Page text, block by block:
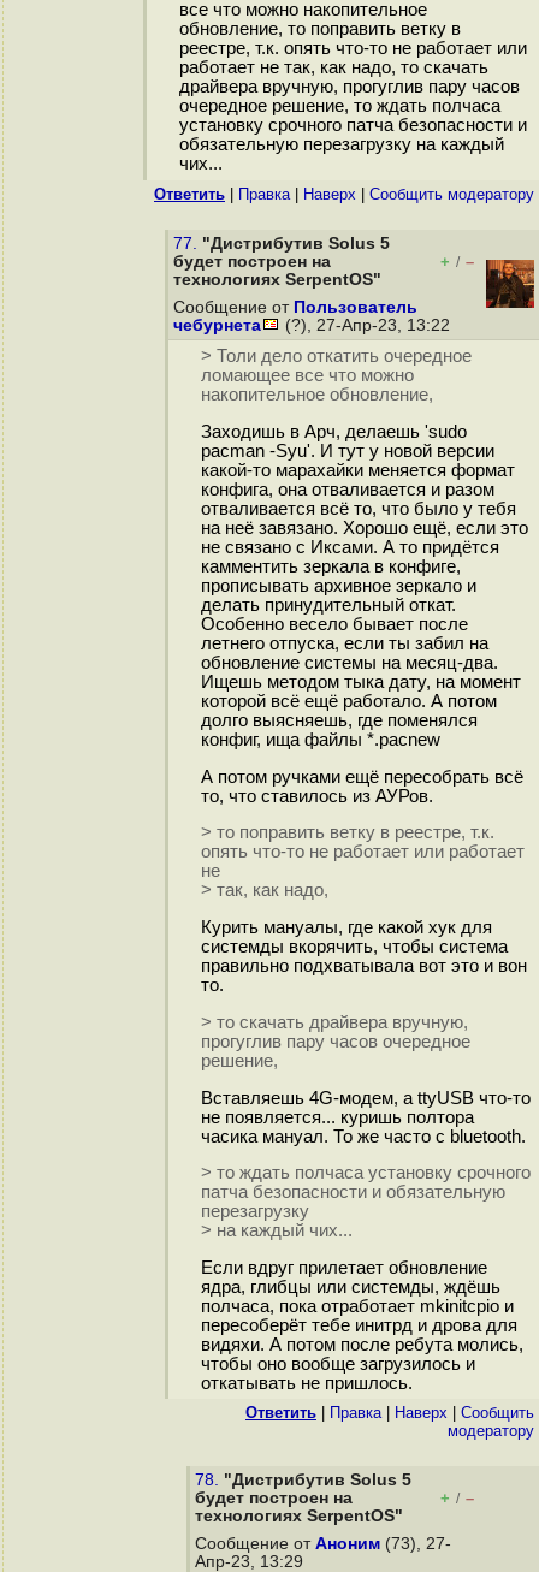
все что можно накопительное
обновление, то поправить ветку в
реестре, т.к. опять что-то не работает или
работает не так, как надо, то скачать
драйвера вручную, прогуглив пару часов
очередное решение, то ждать полчаса
установку срочного патча безопасности и
обязательную перезагрузку на каждый
чих...
Ответить Правка| Наверх Cообщить модератору
77. "Дистрибутив Solus 5
будет построен на
технологиях SerpentOS"
+ / –
Сообщение от Пользователь
чебурнета
(?), 27-Апр-23, 13:22
> Толи дело откатить очередное
ломающее все что можно
накопительное обновление,
Заходишь в Арч, делаешь 'sudo
pacman -Syu'. И тут у новой версии
какой-то марахайки меняется формат
конфига, она отваливается и разом
отваливается всё то, что было у тебя
на неё завязано. Хорошо ещё, если это
не связано с Иксами. А то придётся
камментить зеркала в конфиге,
прописывать архивное зеркало и
делать принудительный откат.
Особенно весело бывает после
летнего отпуска, если ты забил на
обновление системы на месяц-два.
Ищешь методом тыка дату, на момент
которой всё ещё работало. А потом
долго выясняешь, где поменялся
конфиг, ища файлы *.pacnew
А потом ручками ещё пересобрать всё
то, что ставилось из АУРов.
> то поправить ветку в реестре, т.к.
опять что-то не работает или работает
не
> так, как надо,
Курить мануалы, где какой хук для
системды вкорячить, чтобы система
правильно подхватывала вот это и вон
то.
> то скачать драйвера вручную,
прогуглив пару часов очередное
решение,
Вставляешь 4G-модем, а ttyUSB что-то
не появляется... куришь полтора
часика мануал. То же часто с bluetooth.
> то ждать полчаса установку срочного
патча безопасности и обязательную
перезагрузку
> на каждый чих...
Если вдруг прилетает обновление
ядра, глибцы или системды, ждёшь
полчаса, пока отработает mkinitcpio и
пересоберёт тебе инитрд и дрова для
видяхи. А потом после ребута молись,
чтобы оно вообще загрузилось и
откатывать не пришлось.
Ответить Правка| Наверх
Cообщить
модератору
78. "Дистрибутив Solus 5
будет построен на
технологиях SerpentOS"
+ / –
Сообщение от Аноним (73), 27-
Апр-23, 13:29